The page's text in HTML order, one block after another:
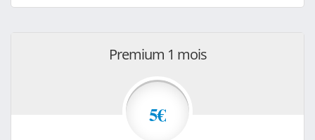
Premium 1 mois
5€